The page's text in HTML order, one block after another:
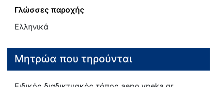
Γλώσσες παροχής
Ελληνικά
Μητρώα που τηρούνται